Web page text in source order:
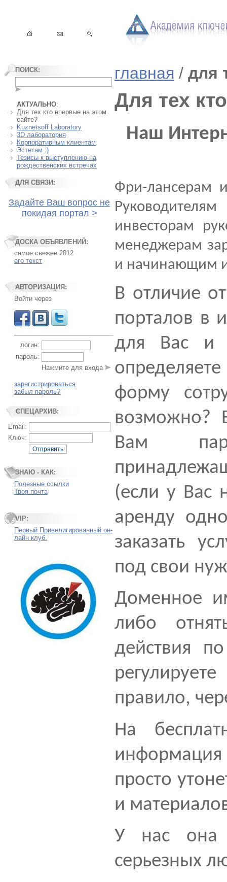
ПОИСК:
АКТУАЛЬНО:
Для тех кто впервые на этом
сайте?
Kuznetsoff Laboratory
3D лаборатория
Корпоративным клиентам
Эстетам :)
Тезисы к выступлению на
рождественских встречах
ДЛЯ СВЯЗИ:
Задайте Ваш вопрос не
покидая портал >
ДОСКА ОБЪЯВЛЕНИЙ:
самое свежее 2012
его текст
АВТОРИЗАЦИЯ:
Войти через
логин:
пароль:
Нажмите для входа
зарегистрироваться
забыл пароль?
СПЕЦАРХИВ:
Email:
Ключ:
Отправить
ЗНАЮ - КАК:
Полезные ссылки
Твоя почта
VIP:
Первый Привелигированный он-
лайн клуб.
главная / для
Для тех
Наш
Фри-лансерам
инвесторам
менеджерам
и начинающим
В отличие
порталов в
для Вас и
форму
возможно?
Вам
(если у Вас
аренду
заказать
под свои
Доменное
либо
действия
правило,
На
просто
и
У нас она
серьезных